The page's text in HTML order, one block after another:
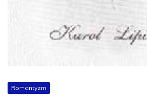
Romantyzm